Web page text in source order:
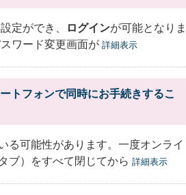
定ができ、 ログインが可能となりま
ワード変更画面が 詳細表示
トフォンで同時にお手続きするこ
る可能性があります。一度オンライ
ブ）をすべて閉じてから 詳細表示